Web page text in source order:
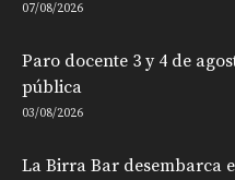
07/08/2026
Paro docente 3 y 4 de
pública
03/08/2026
La Birra Bar desembarca